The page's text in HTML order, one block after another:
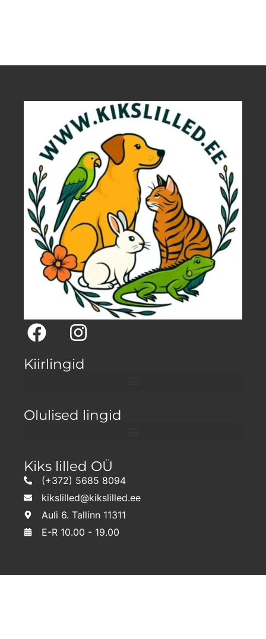
Kiirlingid
Olulised lingid
Kiks lilled OÜ
(+372) 5685 8094
kikslilled@kikslilled.ee
Auli 6. Tallinn 11311
E-R 10.00 - 19.00